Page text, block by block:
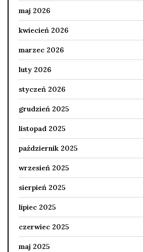
maj 2026
kwiecień 2026
marzec 2026
luty 2026
styczeń 2026
grudzień 2025
listopad 2025
październik 2025
wrzesień 2025
sierpień 2025
lipiec 2025
czerwiec 2025
maj 2025